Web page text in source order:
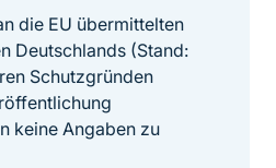
die EU übermittelten
Deutschlands (Stand:
Schutzgründen
keine Angaben zu